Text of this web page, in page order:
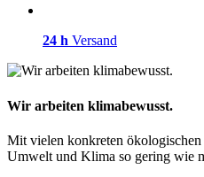
24 h Versand
Wir arbeiten klimabewusst.
Mit vielen konkreten
Umwelt und Klima so gering wie